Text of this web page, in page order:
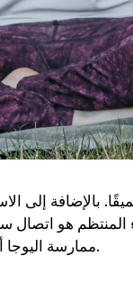
بالإضافة إلى
هو اتصال
ممارسة اليوجا أو التأمل. لذلك ، سنخبرك اليوم عن الفوائد الصحية للتنفس العميق.